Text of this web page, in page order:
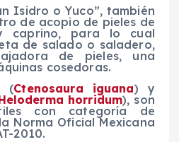
Isidro o Yuco”, también
de acopio de pieles de
caprino, para lo cual
de salado o saladero,
de pieles, una
cosedoras.
(Ctenosaura iguana) y
horridum), son
con categoría de
Norma Oficial Mexicana
2010.